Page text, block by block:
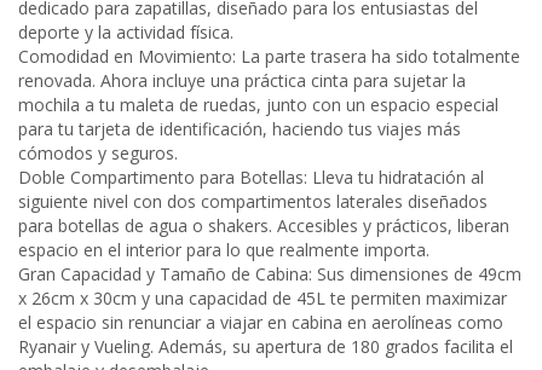
dedicado para zapatillas, diseñado para los entusiastas del
deporte y la actividad física.
Comodidad en Movimiento: La parte trasera ha sido totalmente
renovada. Ahora incluye una práctica cinta para sujetar la
mochila a tu maleta de ruedas, junto con un espacio especial
para tu tarjeta de identificación, haciendo tus viajes más
cómodos y seguros.
Doble Compartimento para Botellas: Lleva tu hidratación al
siguiente nivel con dos compartimentos laterales diseñados
para botellas de agua o shakers. Accesibles y prácticos, liberan
espacio en el interior para lo que realmente importa.
Gran Capacidad y Tamaño de Cabina: Sus dimensiones de 49cm
x 26cm x 30cm y una capacidad de 45L te permiten maximizar
el espacio sin renunciar a viajar en cabina en aerolíneas como
Ryanair y Vueling. Además, su apertura de 180 grados facilita el